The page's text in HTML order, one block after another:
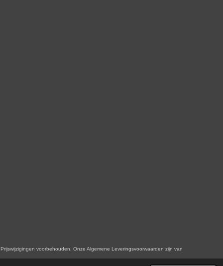
Algemene Leveringsvoorwaarden zijn van